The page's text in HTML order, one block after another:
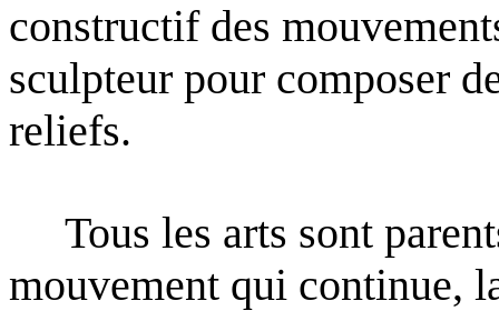
constructif des
sculpteur pour composer
reliefs.
Tous les arts sont
mouvement qui continue,